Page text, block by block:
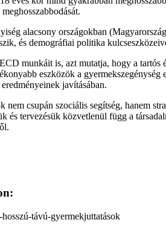
alacsony országokban
és demográfiai politika
munkáit is, azt mutatja, hogy a tartós
eszközök a
javításában.
nem csupán szociális segítség, hanem
és tervezésük közvetlenül függ a
távú-gyermekjuttatások